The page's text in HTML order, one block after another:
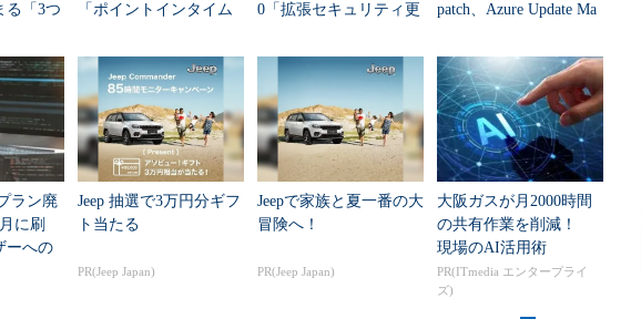
らWindows 7への移行ノウハウを知りたい！なら
支援記事集
XPからWindows 7への移行はさまざまな注意が必要
る「3つ
「ポイントインタイム
い設定術
0「拡張セキュリティ更
長へ
patch、Azure Update Ma
ラン廃
に刷
ーへの
Jeep 抽選で3万円分ギフ
ト当たる
PR(Jeep Japan)
Jeepで家族と夏一番の大
冒険へ！
PR(Jeep Japan)
大阪ガスが月2000時間
の共有作業を削減！
現場のAI活用術
PR(ITmedia エンタープライ
ズ)